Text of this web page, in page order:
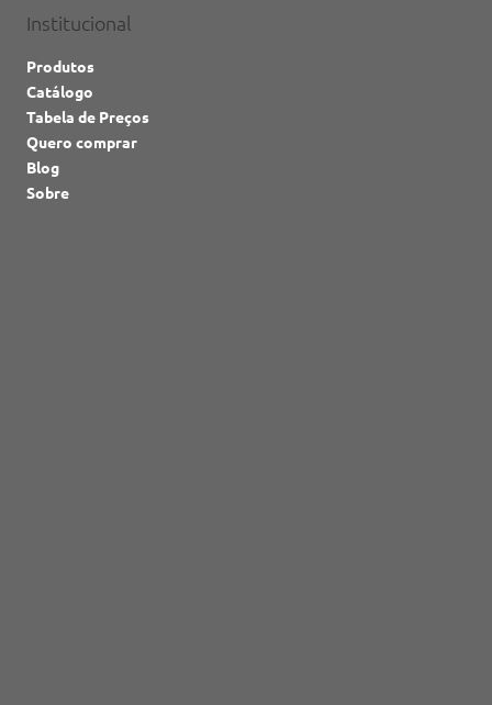
Institucional
Produtos
Catálogo
Tabela de Preços
Quero comprar
Blog
Sobre